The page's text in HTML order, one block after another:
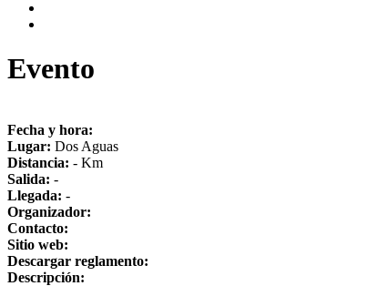
Evento
Fecha y hora:
Lugar: Dos Aguas
Distancia: - Km
Salida: -
Llegada: -
Organizador:
Contacto:
Sitio web:
Descargar reglamento:
Descripción: